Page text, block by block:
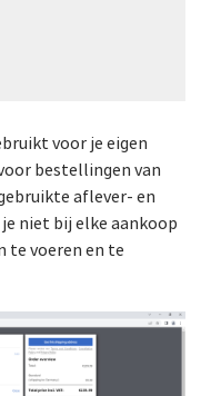
voor je eigen
bestellingen van
aflever- en
niet bij elke aankoop
te voeren en te